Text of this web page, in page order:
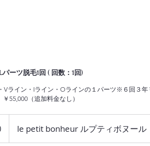
パーツ脱毛1回 ( 回数：1回)
Vライン・Iライン・Oラインの１パーツ※６回３
￥55,000（追加料金なし）
le petit bonheur ルプティボヌール